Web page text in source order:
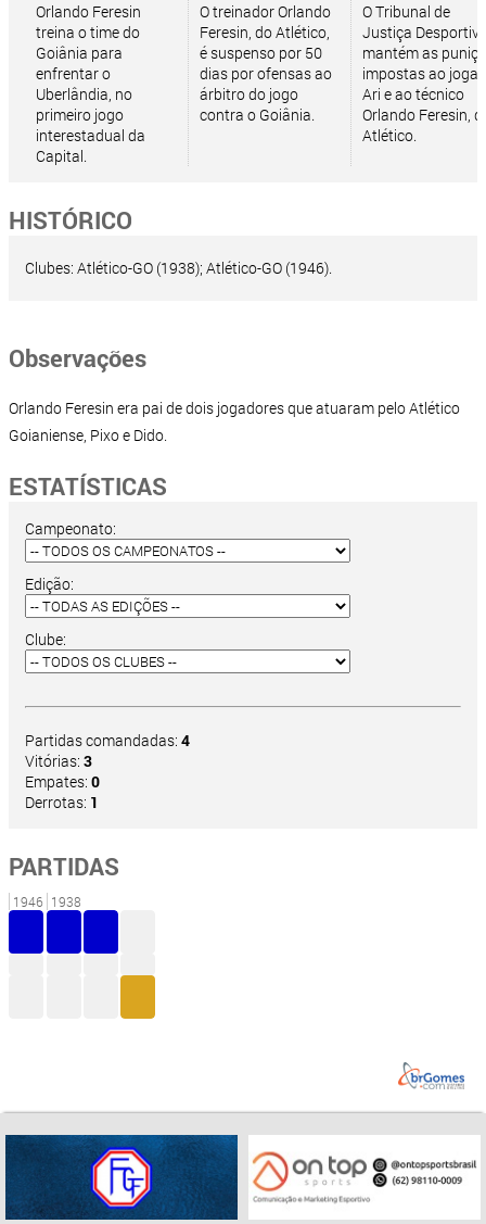
Orlando Feresin
treina o time do
Goiânia para
enfrentar o
Uberlândia, no
primeiro jogo
interestadual da
Capital.
O treinador Orlando
Feresin, do Atlético,
é suspenso por 50
dias por ofensas ao
árbitro do jogo
contra o Goiânia.
O Tribunal de
Justiça
mantém as
impostas ao
Ari e ao técnico
Orlando Feresin,
Atlético.
HISTÓRICO
Clubes: Atlético-GO (1938); Atlético-GO (1946).
Observações
Orlando Feresin era pai de dois jogadores que atuaram pelo Atlético
Goianiense, Pixo e Dido.
ESTATÍSTICAS
Campeonato:
Edição:
Clube:
Partidas comandadas: 4
Vitórias: 3
Empates: 0
Derrotas: 1
PARTIDAS
1946 1938